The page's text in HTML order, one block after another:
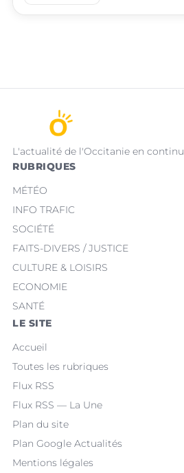
L'actualité de l'Occitanie en continu
RUBRIQUES
MÉTÉO
INFO TRAFIC
SOCIÉTÉ
FAITS-DIVERS / JUSTICE
CULTURE & LOISIRS
ECONOMIE
SANTÉ
LE SITE
Accueil
Toutes les rubriques
Flux RSS
Flux RSS — La Une
Plan du site
Plan Google Actualités
Mentions légales